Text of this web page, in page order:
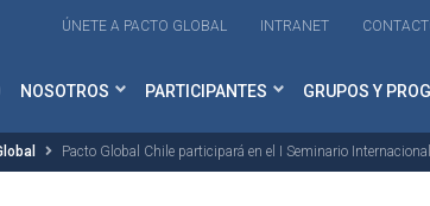
ÚNETE A PACTO GLOBAL INTRANET
NOSOTROS PARTICIPANTES GRUPOS Y
Pacto Global Chile participará en el I Seminario